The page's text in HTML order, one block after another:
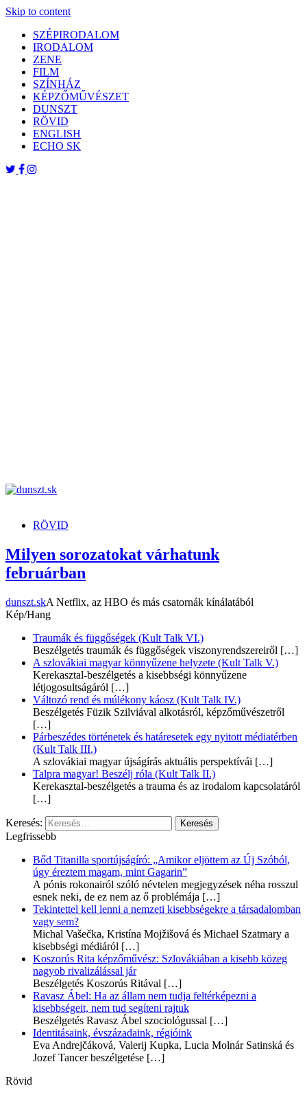
Skip to content
SZÉPIRODALOM
IRODALOM
ZENE
FILM
SZÍNHÁZ
KÉPZŐMŰVÉSZET
DUNSZT
RÖVID
ENGLISH
ECHO SK
RÖVID
Milyen sorozatokat várhatunk
februárban
dunszt.skA Netflix, az HBO és más csatornák kínálatából
Kép/Hang
Traumák és függőségek (Kult Talk VI.)
Beszélgetés traumák és függőségek viszonyrendszereiről […]
A szlovákiai magyar könnyűzene helyzete (Kult Talk V.)
Kerekasztal-beszélgetés a kisebbségi könnyűzene
létjogosultságáról […]
Változó rend és múlékony káosz (Kult Talk IV.)
Beszélgetés Füzik Szilviával alkotásról, képzőművészetről
[…]
Párbeszédes történetek és határesetek egy nyitott médiatérben
(Kult Talk III.)
A szlovákiai magyar újságírás aktuális perspektívái […]
Talpra magyar! Beszélj róla (Kult Talk II.)
Kerekasztal-beszélgetés a trauma és az irodalom kapcsolatáról
[…]
Keresés:
Legfrissebb
Bőd Titanilla sportújságíró: „Amikor eljöttem az Új Szóból,
úgy éreztem magam, mint Gagarin”
A pónis rokonairól szóló névtelen megjegyzések néha rosszul
esnek neki, de ez nem az ő problémája […]
Tekintettel kell lenni a nemzeti kisebbségekre a társadalomban
vagy sem?
Michal Vašečka, Kristína Mojžišová és Michael Szatmary a
kisebbségi médiáról […]
Koszorús Rita képzőművész: Szlovákiában a kisebb közeg
nagyob rivalizálással jár
Beszélgetés Koszorús Ritával […]
Ravasz Ábel: Ha az állam nem tudja feltérképezni a
kisebbségeit, nem tud segíteni rajtuk
Beszélgetés Ravasz Ábel szociológussal […]
Identitásaink, évszázadaink, régióink
Eva Andrejčáková, Valerij Kupka, Lucia Molnár Satinská és
Jozef Tancer beszélgetése […]
Rövid